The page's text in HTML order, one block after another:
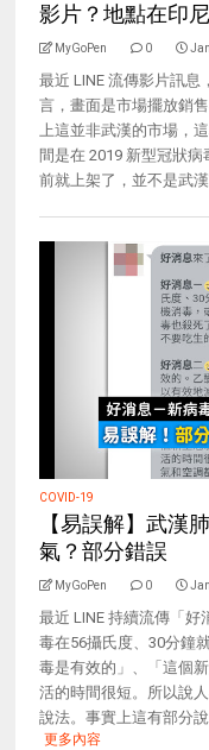
影片？地點在印尼
MyGoPen 0
最近 LINE 流傳影片訊
言，畫面是市場擺放銷
上這並非武漢的市場，
間是在 2019 新型冠狀
前就上架了，並不是武
COVID-19
【易誤解】武漢
氣？部分錯誤
MyGoPen 0
最近 LINE 持續流傳「
毒在56攝氏度、30分鐘
毒是有效的」、「這個
活的時間很短。所以說
說法。事實上這有部分
更多內容